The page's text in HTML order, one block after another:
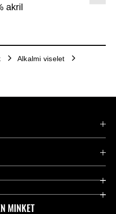
akril
Alkalmi viselet
MINKET